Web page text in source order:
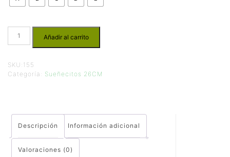
Añadir al carrito
SKU: 155
Categoría: Sueñecitos 26CM
Descripción Información adicional
Valoraciones (0)